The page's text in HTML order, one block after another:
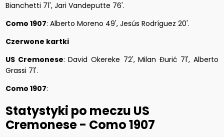
Bianchetti 71', Jari Vandeputte 76'.
Como 1907: Alberto Moreno 49', Jesús Rodríguez 20'.
Czerwone kartki
US Cremonese: David Okereke 72', Milan Đurić 71', Alberto
Grassi 71'.
Como 1907:
Statystyki po meczu US
Cremonese - Como 1907